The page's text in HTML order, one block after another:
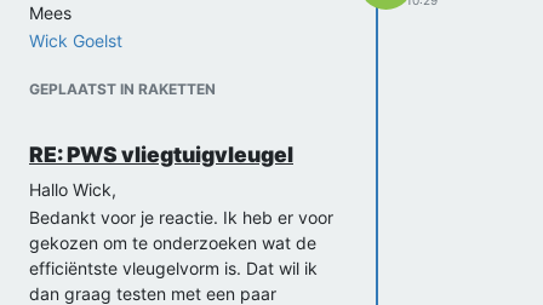
Mees
Wick Goelst
GEPLAATST IN RAKETTEN
RE: PWS vliegtuigvleugel
Hallo Wick,
Bedankt voor je reactie. Ik heb er voor
gekozen om te onderzoeken wat de
efficiëntste vleugelvorm is. Dat wil ik
dan graag testen met een paar